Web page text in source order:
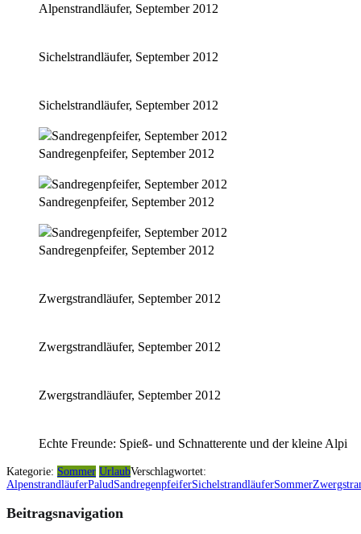
Alpenstrandläufer, September 2012
Sichelstrandläufer, September 2012
Sichelstrandläufer, September 2012
Sandregenpfeifer, September 2012
Sandregenpfeifer, September 2012
Sandregenpfeifer, September 2012
Zwergstrandläufer, September 2012
Zwergstrandläufer, September 2012
Zwergstrandläufer, September 2012
Echte Freunde: Spieß- und Schnatterente und der kleine Alpi
Kategorie: Sommer UrlaubVerschlagwortet:
AlpenstrandläuferPalud SandregenpfeiferSichelstrandläuferSommer
Beitragsnavigation